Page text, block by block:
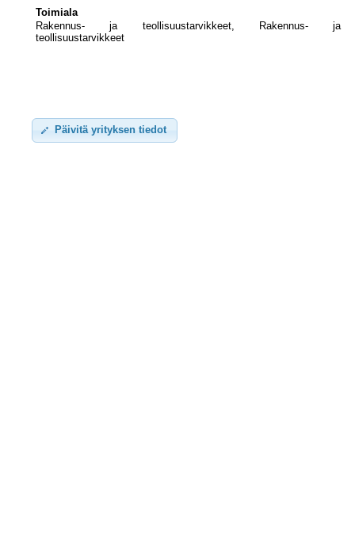
Toimiala
Rakennus- ja teollisuustarvikkeet, Rakennus- ja
teollisuustarvikkeet
Päivitä yrityksen tiedot